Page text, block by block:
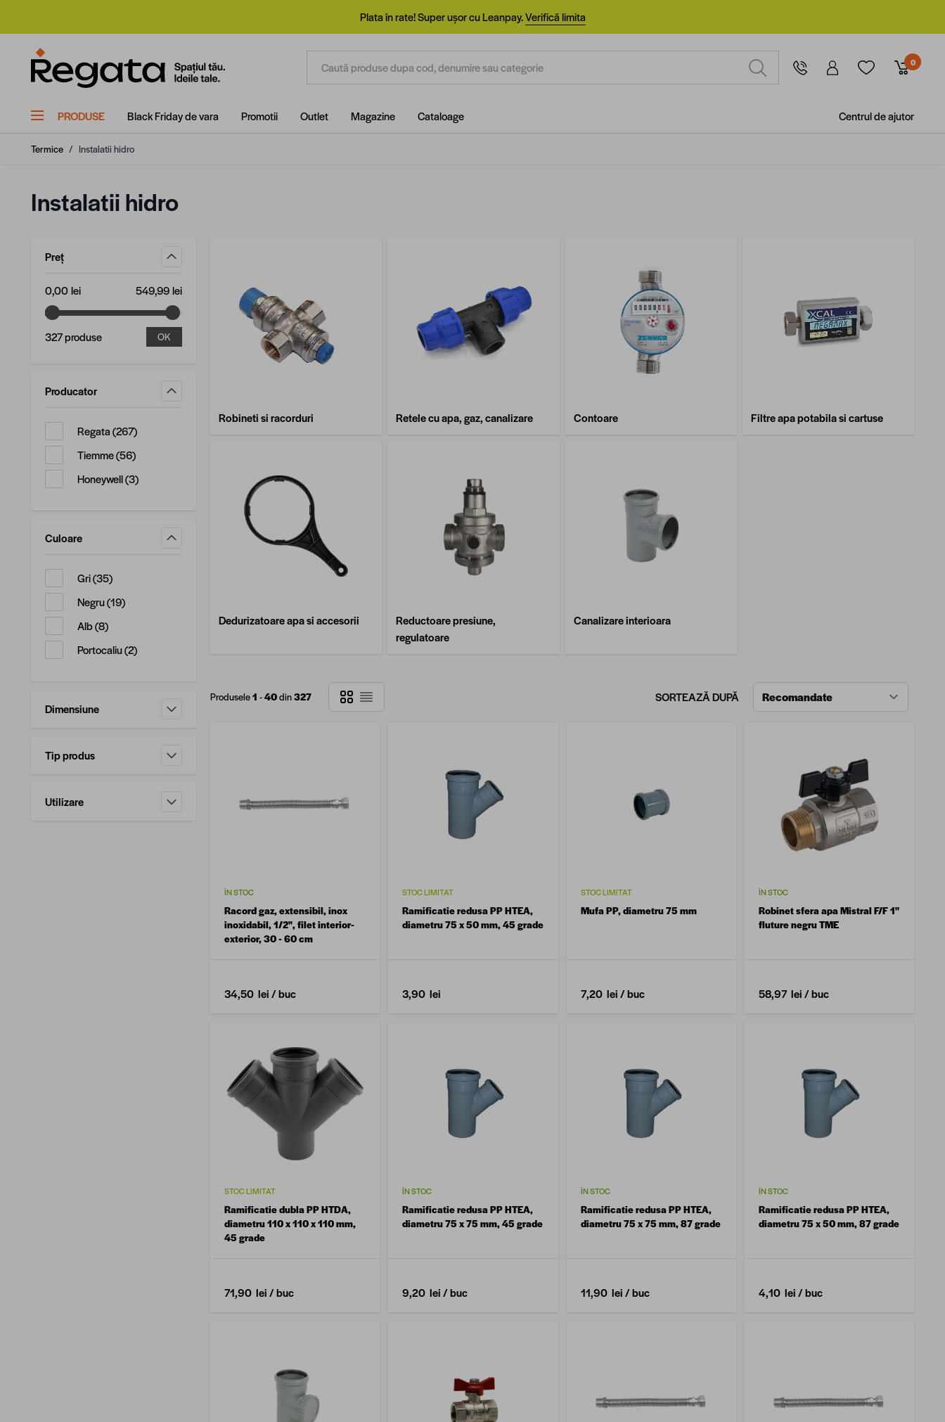
Plata în rate! Super ușor cu Leanpay.Verifică limita
0
PRODUSE Black Friday de vara Promotii Outlet Magazine Cataloage Centrul de ajutor
Termice / Instalatii hidro
Instalatii hidro
Preț
Valoare minimă
0,00 lei Valoare maximă
549,99 lei
327 produse OK
Producator
Regata(267produse disponibile
)
Tiemme(56produse disponibile
)
Honeywell(3produse disponibile
)
Culoare
Gri(35produse disponibile
)
Negru(19produse disponibile
)
Alb(8produse disponibile
)
Portocaliu(2produse disponibile
)
Dimensiune
Tip produs
Utilizare
Robineti si racorduri Retele cu apa, gaz, canalizare Contoare Filtre apa potabila si cartuse
Dedurizatoare apa si accesorii
Reductoare presiune,
regulatoare
Canalizare interioara
Produsele1 -40din327 Grilă
Listă SORTEAZĂ DUPĂ
ÎN STOC
Racord gaz, extensibil, inox
inoxidabil, 1/2", filet interior-
exterior, 30 - 60 cm
34,50 lei/ buc
STOC LIMITAT
Ramificatie redusa PP HTEA,
diametru 75 x 50 mm, 45 grade
3,90 lei
STOC LIMITAT
Mufa PP, diametru 75 mm
7,20 lei/ buc
ÎN STOC
Robinet sfera apa Mistral F/F 1''
fluture negru TME
58,97 lei/ buc
STOC LIMITAT
Ramificatie dubla PP HTDA,
diametru 110 x 110 x 110 mm,
45 grade
71,90 lei/ buc
ÎN STOC
Ramificatie redusa PP HTEA,
diametru 75 x 75 mm, 45 grade
9,20 lei/ buc
ÎN STOC
Ramificatie redusa PP HTEA,
diametru 75 x 75 mm, 87 grade
11,90 lei/ buc
ÎN STOC
Ramificatie redusa PP HTEA,
diametru 75 x 50 mm, 87 grade
4,10 lei/ buc